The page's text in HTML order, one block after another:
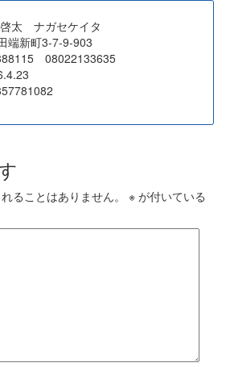
太 ナガセケイタ
新町3-7-9-903
08022133635
ることはありません。 ※ が付いている